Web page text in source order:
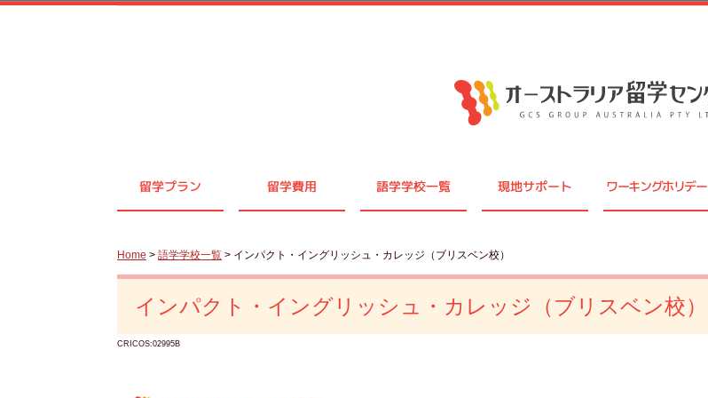
留学プラン 留学費用 語学学校一覧 現地サポート ワーキングホリデー
Home > 語学学校一覧 > インパクト・イングリッシュ・カレッジ（ブリスベン校）
インパクト・イングリッシュ・カレッジ（ブリスベン校）
CRICOS:02995B